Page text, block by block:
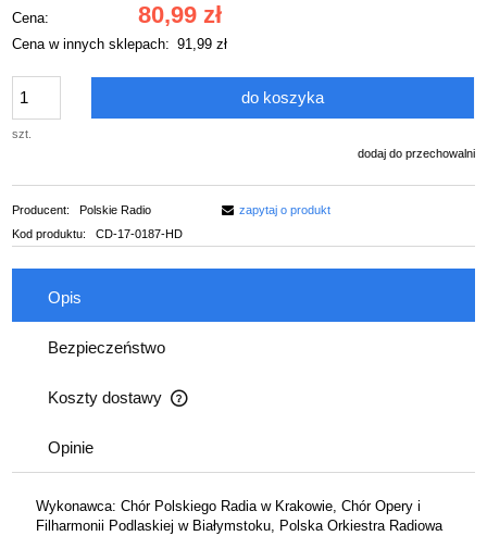
Cena: 80,99 zł
Cena w innych sklepach: 91,99 zł
szt.
do koszyka
dodaj do przechowalni
Producent:
Polskie Radio
Kod produktu:
CD-17-0187-HD
zapytaj o produkt
Opis
Bezpieczeństwo
Koszty dostawy
Cena nie zawiera ewentualnych kosztów płatności
Opinie
Wykonawca: Chór Polskiego Radia w Krakowie, Chór Opery i
Filharmonii Podlaskiej w Białymstoku, Polska Orkiestra Radiowa